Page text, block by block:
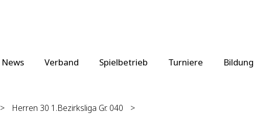
News Verband Spielbetrieb Turniere Bildung
> Herren 30 1.Bezirksliga Gr. 040
>